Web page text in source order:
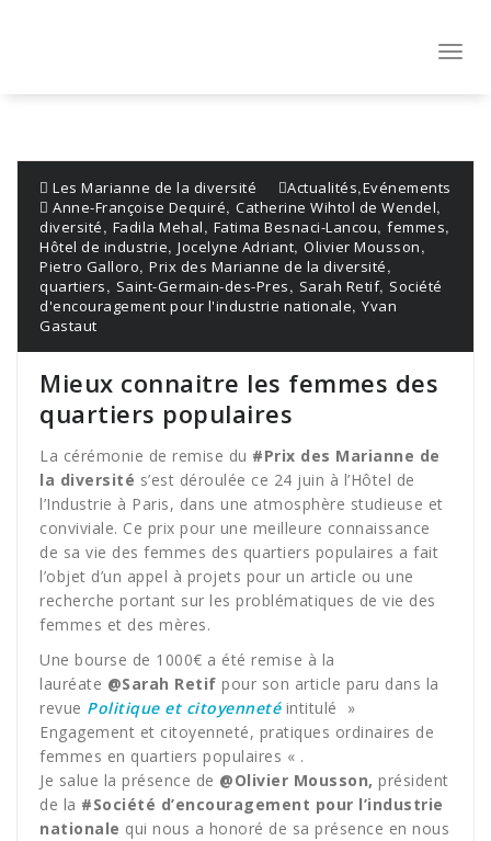
Les Marianne de la diversité Actualités,Evénements
Anne-Françoise Dequiré, Catherine Wihtol de Wendel,
diversité, Fadila Mehal, Fatima Besnaci-Lancou, femmes,
Hôtel de industrie, Jocelyne Adriant, Olivier Mousson,
Pietro Galloro, Prix des Marianne de la diversité,
quartiers, Saint-Germain-des-Pres, Sarah Retif, Société
d'encouragement pour l'industrie nationale, Yvan
Gastaut
Mieux connaitre les femmes des
quartiers populaires
La cérémonie de remise du #Prix des Marianne de
la diversité s’est déroulée ce 24 juin à l’Hôtel de
l’Industrie à Paris, dans une atmosphère studieuse et
conviviale. Ce prix pour une meilleure connaissance
de sa vie des femmes des quartiers populaires a fait
l’objet d’un appel à projets pour un article ou une
recherche portant sur les problématiques de vie des
femmes et des mères.
Une bourse de 1000€ a été remise à la
lauréate @Sarah Retif pour son article paru dans la
revue Politique et citoyennetéintitulé »
Engagement et citoyenneté, pratiques ordinaires de
femmes en quartiers populaires « .
Je salue la présence de @Olivier Mousson, président
de la #Société d’encouragement pour l’industrie
nationale qui nous a honoré de sa présence en nous